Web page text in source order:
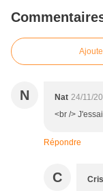
N Nat 24/11/
<br />
Répondre
C